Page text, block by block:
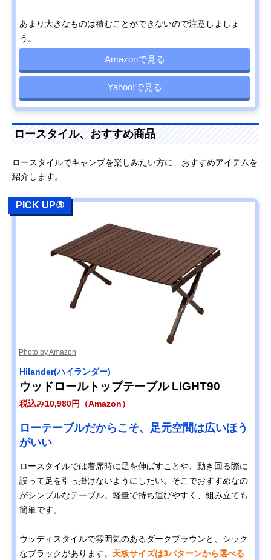
あまり大きなものは積むことができないので注意しましょ
う。
Amazonで見る
Yahoo!で見る
ロースタイル、おすすめ商品
ロースタイルでキャンプを楽しみたい方に、おすすめアイテムを
紹介します。
PICK UP⑤
Photo by Amazon
Hilander(ハイランダー)
ウッドロールトップテーブル LIGHT90
税込み10,980円（Amazon）
ローテーブルだからこそ、足元空間は広いほう
がいい
ロースタイルでは着席時に足を伸ばすことや、動き回る際に
誤って足を引っ掛けないようにしたい。そこでおすすめなの
がシンプルなテーブル。軽量で持ち運びやすく、組み立ても
簡単です。
ウッディスタイルで雰囲気のあるダークブラウンと、シック
なブラックがあります。 天板サイズは3パターンから選べる